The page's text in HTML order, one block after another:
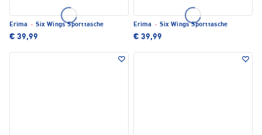
Erima · Six Wings Sporttasche
€ 39,99
Erima · Six Wings Sporttasche
€ 39,99